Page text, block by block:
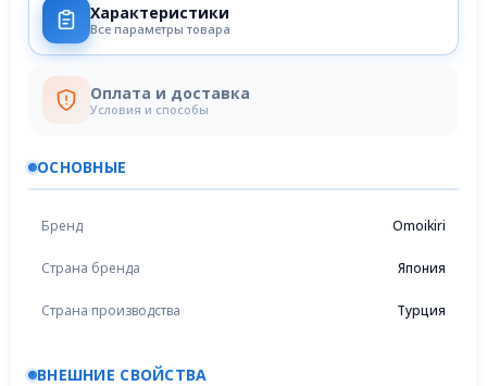
Характеристики
Все параметры товара
Оплата и доставка
Условия и способы
ОСНОВНЫЕ
Бренд Omoikiri
Страна бренда Япония
Страна производства Турция
ВНЕШНИЕ СВОЙСТВА